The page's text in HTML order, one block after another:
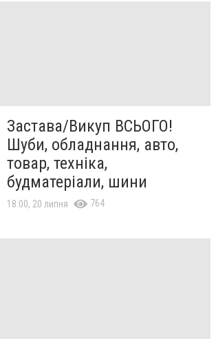
Застава/Викуп ВСЬОГО!
Шуби, обладнання, авто,
товар, техніка,
будматеріали, шини
18:00, 20 липня 764